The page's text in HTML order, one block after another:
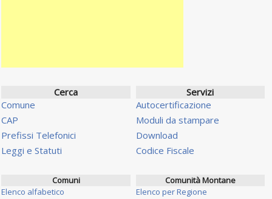
Cerca
Comune
CAP
Prefissi Telefonici
Leggi e Statuti
Servizi
Autocertificazione
Moduli da stampare
Download
Codice Fiscale
Comuni
Elenco alfabetico
Comunità Montane
Elenco per Regione